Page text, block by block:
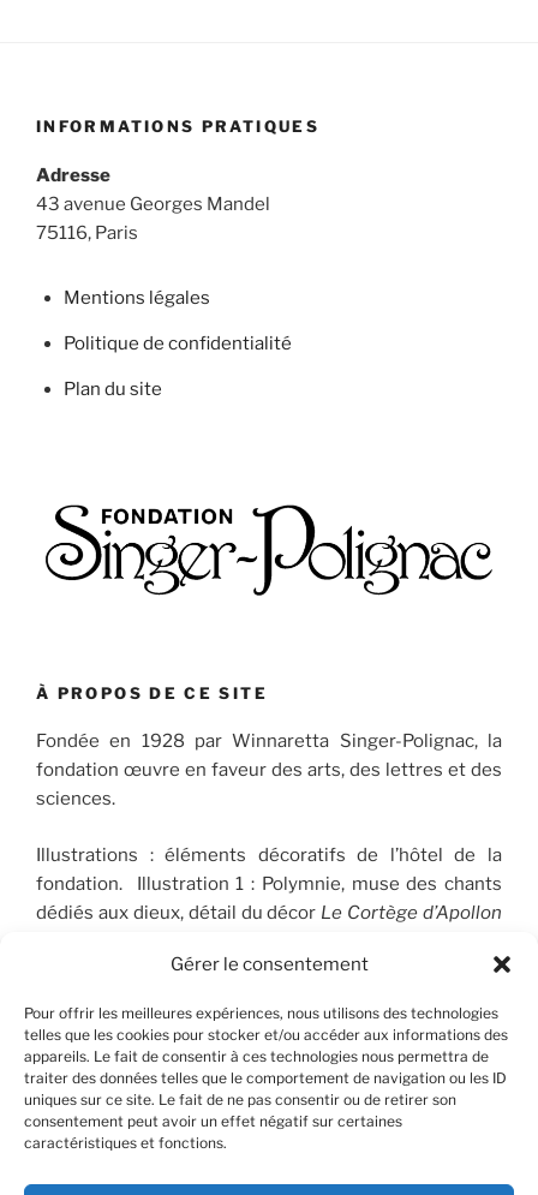
Gérer le consentement
Pour offrir les meilleures expériences, nous utilisons des technologies
telles que les cookies pour stocker et/ou accéder aux informations des
appareils. Le fait de consentir à ces technologies nous permettra de
traiter des données telles que le comportement de navigation ou les ID
uniques sur ce site. Le fait de ne pas consentir ou de retirer son
consentement peut avoir un effet négatif sur certaines
caractéristiques et fonctions.
INFORMATIONS PRATIQUES
Adresse
43 avenue Georges Mandel
75116, Paris
Mentions légales
Politique de confidentialité
Plan du site
À PROPOS DE CE SITE
Fondée en 1928 par Winnaretta Singer-Polignac, la
fondation œuvre en faveur des arts, des lettres et des
sciences.
Illustrations : éléments décoratifs de l’hôtel de la
fondation. Illustration 1 : Polymnie, muse des chants
dédiés aux dieux, détail du décor Le Cortège d’Apollon
orne le plafond du Salon de musique. © FSP/OLG
RECHERCHER
Recherche
pour
: